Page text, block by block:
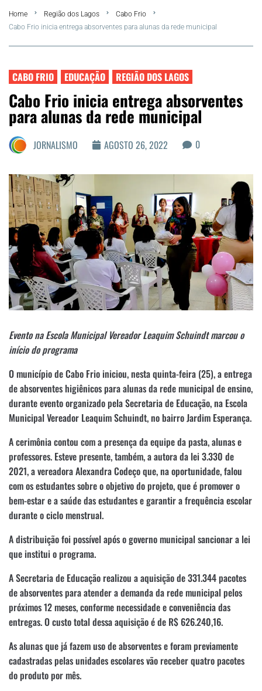
FLA Araru 2026
Região dos Lagos
Agenda Cultural
Colunistas
Matérias Exclusivas
Home Região dos Lagos
Cabo Frio
Cabo Frio inicia entrega absorventes para alunas da rede municipal
CABO FRIO EDUCAÇÃO REGIÃO DOS LAGOS
Cabo Frio inicia entrega absorventes
para alunas da rede municipal
JORNALISMO AGOSTO 26, 2022 0
Evento na Escola Municipal Vereador Leaquim Schuindt marcou o
início do programa
O município de Cabo Frio iniciou, nesta quinta-feira (25), a entrega
de absorventes higiênicos para alunas da rede municipal de ensino,
durante evento organizado pela Secretaria de Educação, na Escola
Municipal Vereador Leaquim Schuindt, no bairro Jardim Esperança.
A cerimônia contou com a presença da equipe da pasta, alunas e
professores. Esteve presente, também, a autora da lei 3.330 de
2021, a vereadora Alexandra Codeço que, na oportunidade, falou
com os estudantes sobre o objetivo do projeto, que é promover o
bem-estar e a saúde das estudantes e garantir a frequência escolar
durante o ciclo menstrual.
A distribuição foi possível após o governo municipal sancionar a lei
que institui o programa.
A Secretaria de Educação realizou a aquisição de 331.344 pacotes
de absorventes para atender a demanda da rede municipal pelos
próximos 12 meses, conforme necessidade e conveniência das
entregas. O custo total dessa aquisição é de R$ 626.240,16.
As alunas que já fazem uso de absorventes e foram previamente
cadastradas pelas unidades escolares vão receber quatro pacotes
do produto por mês.